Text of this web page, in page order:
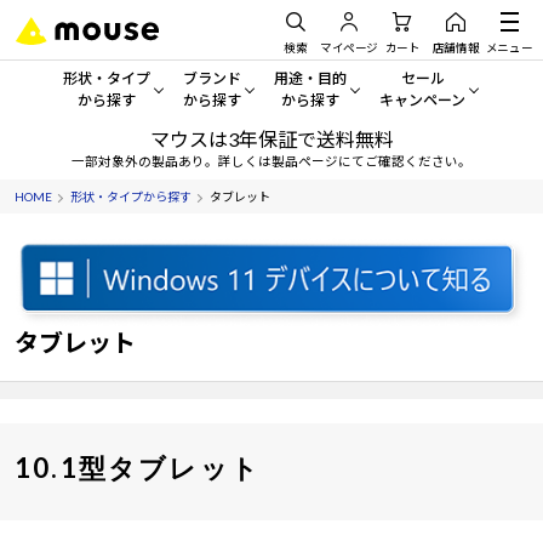
検索 マイページ カート 店舗情報 メニュー
形状・タイプ
から探す
形状・タイプから探す をすべてみる
デスクトップPC
ノートPC
タブレット
サーバー
ブランド
から探す
mouse
G TUNE
DAIV
MousePro
用途・目的
から探す
一般向けパソコン
クリエイティブ向け
ビジネス向けパソコン
学習向けパソコン
セール
キャンペーン
セール・キャンペー
アウトレットパソコン
すべて新品の旧モデル製品
マウスは3年保証で送料無料
一部対象外の製品あり。詳しくは製品ページにてご確認ください。
HOME 形状・タイプから探す タブレット
タブレット
10.1型タブレット